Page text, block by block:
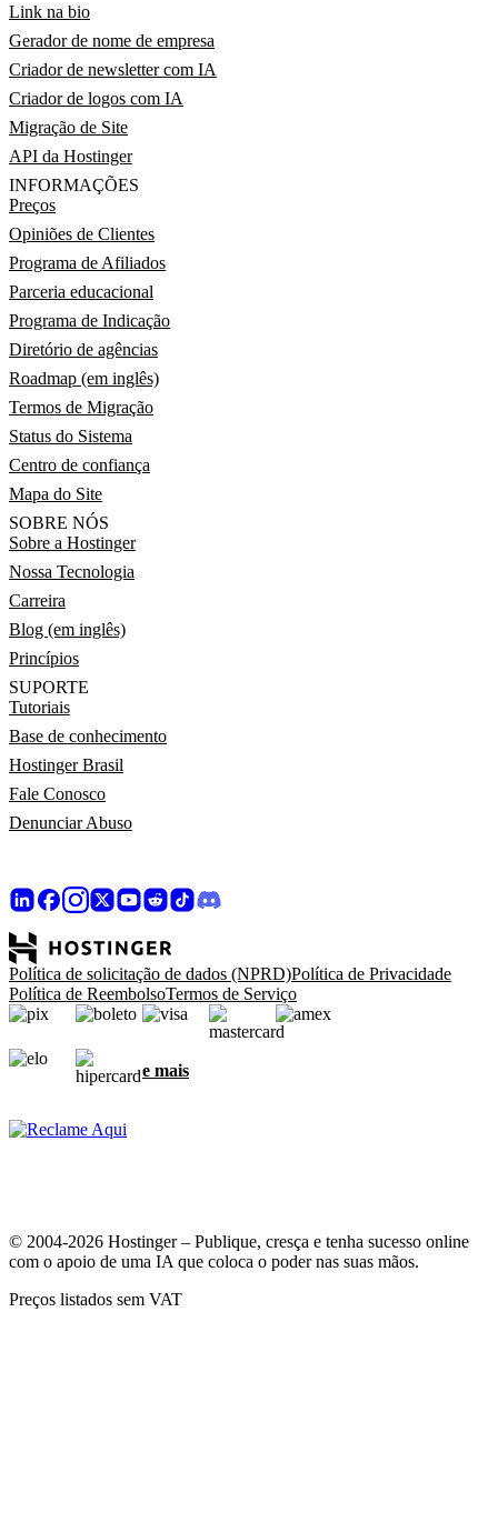
Link na bio
Gerador de nome de empresa
Criador de newsletter com IA
Criador de logos com IA
Migração de Site
API da Hostinger
INFORMAÇÕES
Preços
Opiniões de Clientes
Programa de Afiliados
Parceria educacional
Programa de Indicação
Diretório de agências
Roadmap (em inglês)
Termos de Migração
Status do Sistema
Centro de confiança
Mapa do Site
SOBRE NÓS
Sobre a Hostinger
Nossa Tecnologia
Carreira
Blog (em inglês)
Princípios
SUPORTE
Tutoriais
Base de conhecimento
Hostinger Brasil
Fale Conosco
Denunciar Abuso
Política de solicitação de dados (NPRD)Política de Privacidade
Política de ReembolsoTermos de Serviço
e mais
© 2004-2026 Hostinger – Publique, cresça e tenha sucesso online
com o apoio de uma IA que coloca o poder nas suas mãos.
Preços listados sem VAT